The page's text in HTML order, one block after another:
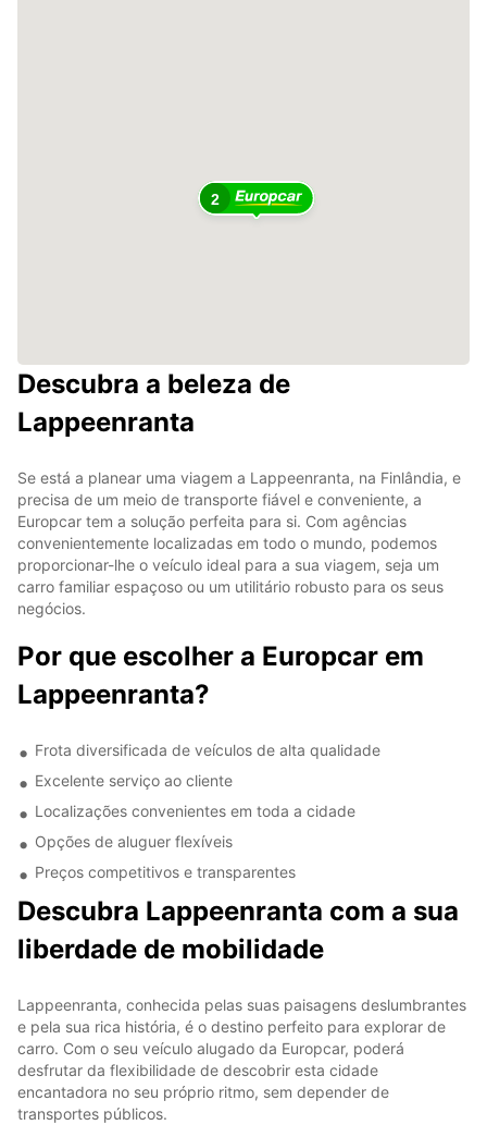
2
Descubra a beleza de
Lappeenranta
Se está a planear uma viagem a Lappeenranta, na Finlândia, e
precisa de um meio de transporte fiável e conveniente, a
Europcar tem a solução perfeita para si. Com agências
convenientemente localizadas em todo o mundo, podemos
proporcionar-lhe o veículo ideal para a sua viagem, seja um
carro familiar espaçoso ou um utilitário robusto para os seus
negócios.
Por que escolher a Europcar em
Lappeenranta?
Frota diversificada de veículos de alta qualidade
Excelente serviço ao cliente
Localizações convenientes em toda a cidade
Opções de aluguer flexíveis
Preços competitivos e transparentes
Descubra Lappeenranta com a sua
liberdade de mobilidade
Lappeenranta, conhecida pelas suas paisagens deslumbrantes
e pela sua rica história, é o destino perfeito para explorar de
carro. Com o seu veículo alugado da Europcar, poderá
desfrutar da flexibilidade de descobrir esta cidade
encantadora no seu próprio ritmo, sem depender de
transportes públicos.